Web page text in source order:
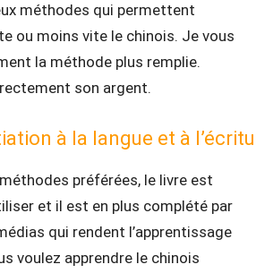
méthodes qui permettent
ou moins vite le chinois. Je vous
la méthode plus remplie.
son argent.
à la langue et à
méthodes préférées, le livre est
et il est en plus complété par
qui rendent l’apprentissage
voulez apprendre le chinois